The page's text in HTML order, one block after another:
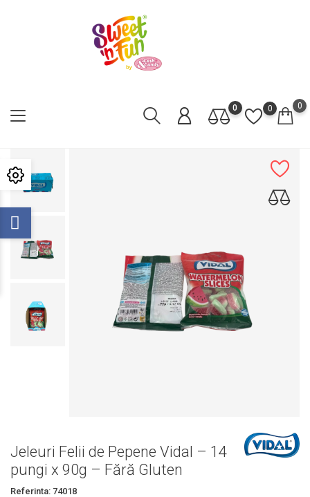
0 0 0
Jeleuri Felii de Pepene Vidal – 14
pungi x 90g – Fără Gluten
Referinta: 74018